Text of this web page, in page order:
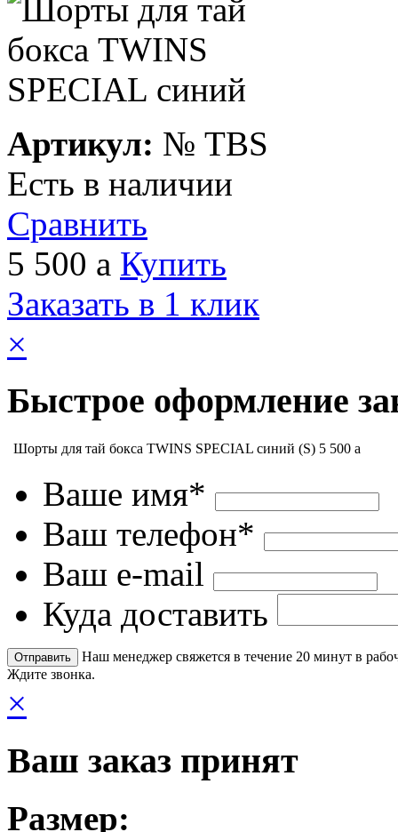
Артикул: № TBS
Есть в наличии
Сравнить
5 500 a Купить
Заказать в 1 клик
×
Быстрое оформление
Шорты для тай бокса TWINS SPECIAL синий (S) 5 500 a
Ваше имя*
Ваш телефон*
Ваш e-mail
Куда доставить
Наш менеджер свяжется в течение 20 минут в
Ждите звонка.
×
Ваш заказ принят
Размер: